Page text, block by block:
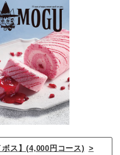
ス】(4,000円コース)